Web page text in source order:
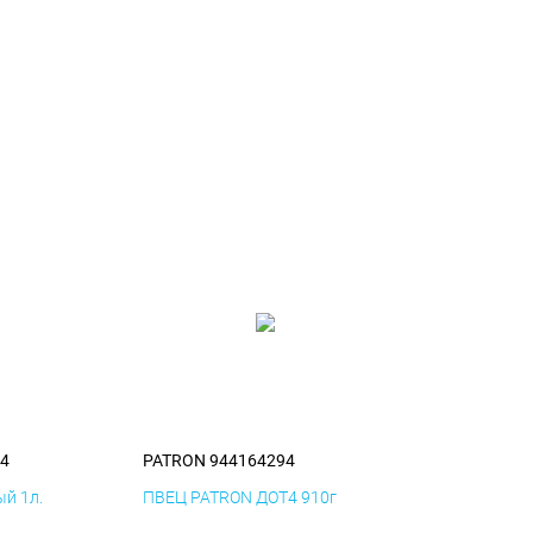
1л.
PATRON 944164294
ПВЕЦ PATRON ДОТ4 910г